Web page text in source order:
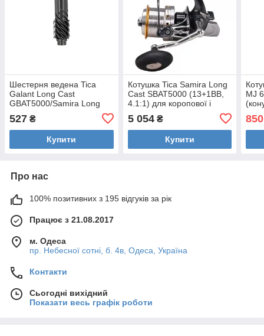
Шестерня ведена Tica
Galant Long Cast
GBAT5000/Samira Long
Cast SBAT5000 (2G2-188-
01)
527 ₴
Купити
Котушка Tica Samira Long
Сast SBAT5000 (13+1BB,
4.1:1) для коропової і
швидким фрикціоном
5 054₴
Купити
MJ
850
Про нас
100% позитивних з 195 відгуків за рік
Працює з 21.08.2017
м. Одеса
пр. Небесної сотні, б. 4в, Одеса, Україна
Контакти
Сьогодні вихідний
Показати весь графік роботи